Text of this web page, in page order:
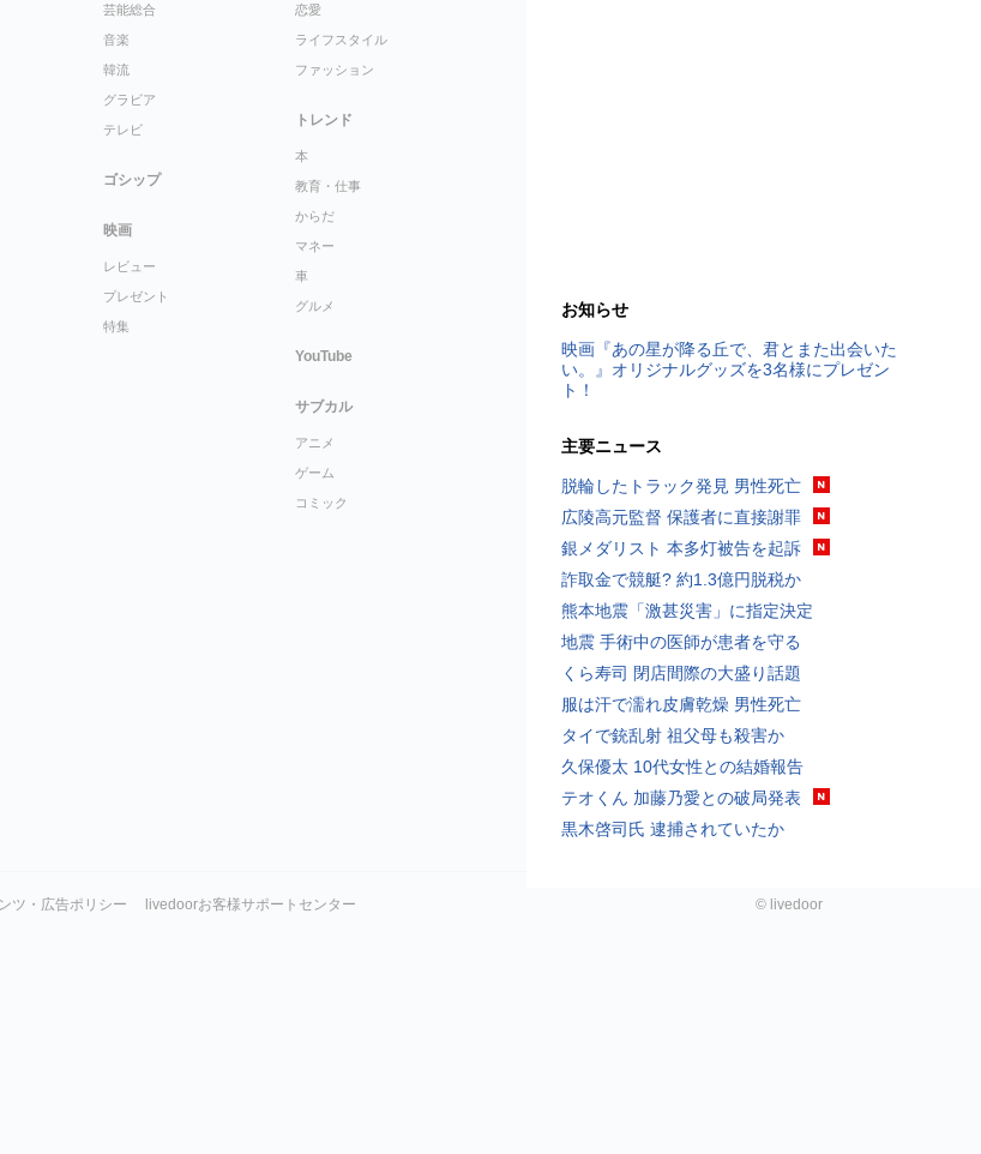
お知らせ
映画『あの星が降る丘で、君とまた出会いた
い。』オリジナルグッズを3名様にプレゼン
ト！
主要ニュース
脱輪したトラック発見 男性死亡
広陵高元監督 保護者に直接謝罪
銀メダリスト 本多灯被告を起訴
詐取金で競艇? 約1.3億円脱税か
熊本地震「激甚災害」に指定決定
地震 手術中の医師が患者を守る
くら寿司 閉店間際の大盛り話題
服は汗で濡れ皮膚乾燥 男性死亡
タイで銃乱射 祖父母も殺害か
久保優太 10代女性との結婚報告
テオくん 加藤乃愛との破局発表
黒木啓司氏 逮捕されていたか
芸能総合
音楽
韓流
グラビア
テレビ
ゴシップ
映画
レビュー
プレゼント
特集
恋愛
ライフスタイル
ファッション
トレンド
本
教育・仕事
からだ
マネー
車
グルメ
YouTube
サブカル
アニメ
ゲーム
コミック
ツ・広告ポリシー livedoorお客様サポートセンター © livedoor